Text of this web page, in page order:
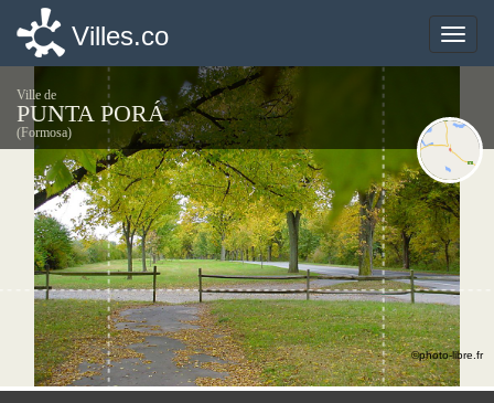
Toggle
Villes.co
Ville de
PUNTA PORÁ
(Formosa)
©photo-libre.fr
Toggle
Villes.co